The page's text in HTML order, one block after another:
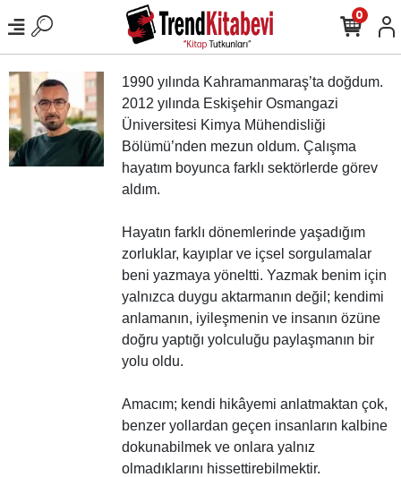
0
1990 yılında Kahramanmaraş’ta doğdum.
2012 yılında Eskişehir Osmangazi
Üniversitesi Kimya Mühendisliği
Bölümü’nden mezun oldum. Çalışma
hayatım boyunca farklı sektörlerde görev
aldım.
Hayatın farklı dönemlerinde yaşadığım
zorluklar, kayıplar ve içsel sorgulamalar
beni yazmaya yöneltti. Yazmak benim için
yalnızca duygu aktarmanın değil; kendimi
anlamanın, iyileşmenin ve insanın özüne
doğru yaptığı yolculuğu paylaşmanın bir
yolu oldu.
Amacım; kendi hikâyemi anlatmaktan çok,
benzer yollardan geçen insanların kalbine
dokunabilmek ve onlara yalnız
olmadıklarını hissettirebilmektir.